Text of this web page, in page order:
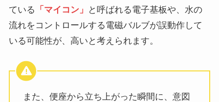
ている 「マイコン」
と呼ばれる電子基板や、水の
流れをコントロールする電磁バルブが誤動作して
いる可能性が、高いと考えられます。
また、便座から立ち上がった瞬間に、意図